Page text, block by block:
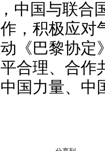
中国与联合
，积极应
《巴黎协定
合理、合作
国力量、中